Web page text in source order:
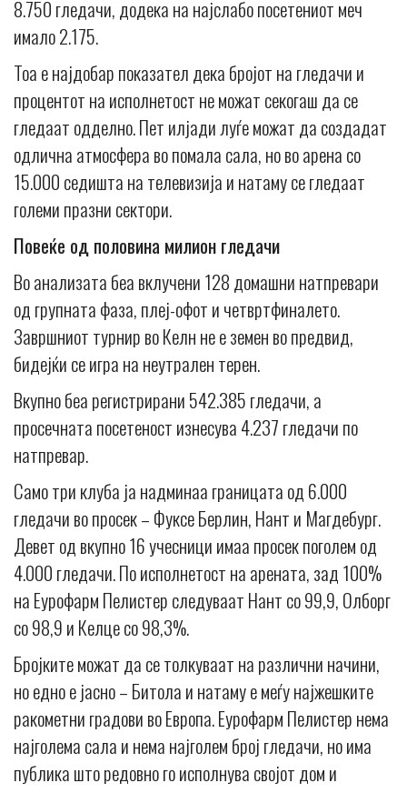
8.750 гледачи, додека на најслабо посетениот меч
имало 2.175.
Тоа е најдобар показател дека бројот на гледачи и
процентот на исполнетост не можат секогаш да се
гледаат одделно. Пет илјади луѓе можат да создадат
одлична атмосфера во помала сала, но во арена со
15.000 седишта на телевизија и натаму се гледаат
големи празни сектори.
Повеќе од половина милион гледачи
Во анализата беа вклучени 128 домашни натпревари
од групната фаза, плеј-офот и четвртфиналето.
Завршниот турнир во Келн не е земен во предвид,
бидејќи се игра на неутрален терен.
Вкупно беа регистрирани 542.385 гледачи, а
просечната посетеност изнесува 4.237 гледачи по
натпревар.
Само три клуба ја надминаа границата од 6.000
гледачи во просек – Фуксе Берлин, Нант и Магдебург.
Девет од вкупно 16 учесници имаа просек поголем од
4.000 гледачи. По исполнетост на арената, зад 100%
на Еурофарм Пелистер следуваат Нант со 99,9, Олборг
со 98,9 и Келце со 98,3%.
Бројките можат да се толкуваат на различни начини,
но едно е јасно – Битола и натаму е меѓу најжешките
ракометни градови во Европа. Еурофарм Пелистер нема
најголема сала и нема најголем број гледачи, но има
публика што редовно го исполнува својот дом и